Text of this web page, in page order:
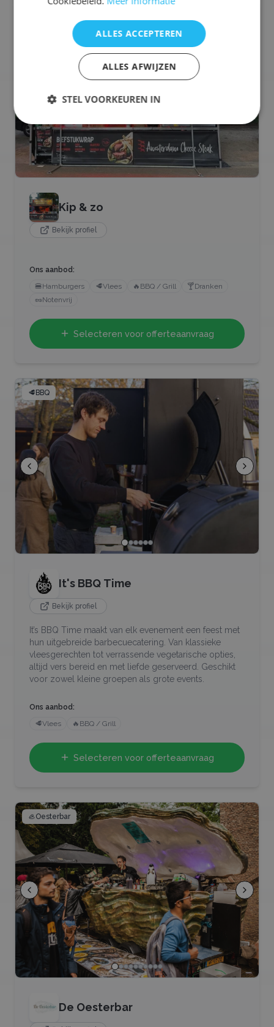
Kip & zo
Bekijk profiel
Ons aanbod:
🍔Hamburgers 🥩Vlees 🔥 BBQ / Grill 🍸Dranken
🥜Notenvrij
Selecteren voor offerteaanvraag
🥩BBQ
It's BBQ Time
Bekijk profiel
It’s BBQ Time maakt van elk evenement een feest met
hun uitgebreide barbecuecatering. Van klassieke
vleesgerechten tot verrassende vegetarische opties,
altijd vers bereid en met liefde geserveerd. Geschikt
voor zowel kleine groepen als grote events.
Ons aanbod:
🥩Vlees 🔥 BBQ / Grill
Selecteren voor offerteaanvraag
🦪Oesterbar
De Oesterbar
ALLES ACCEPTEREN
ALLES AFWIJZEN
STEL VOORKEUREN IN